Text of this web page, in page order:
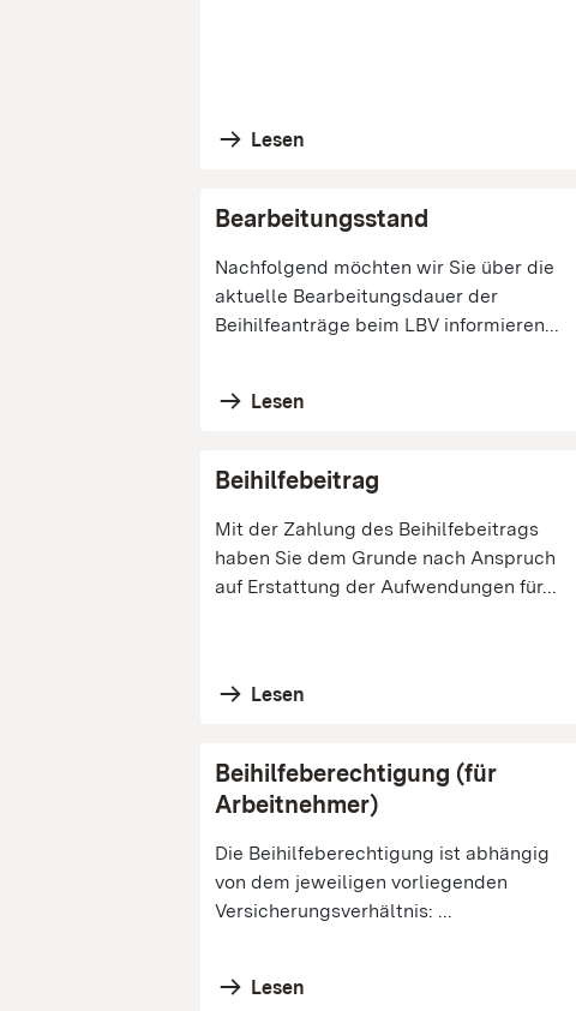
Lesen
Bearbeitungsstand
Nachfolgend möchten wir Sie über die
aktuelle Bearbeitungsdauer der
Beihilfeanträge beim LBV informieren...
Lesen
Beihilfebeitrag
Mit der Zahlung des Beihilfebeitrags
haben Sie dem Grunde nach Anspruch
auf Erstattung der Aufwendungen für...
Lesen
Beihilfeberechtigung (für
Arbeitnehmer)
Die Beihilfeberechtigung ist abhängig
von dem jeweiligen vorliegenden
Versicherungsverhältnis: ...
Lesen